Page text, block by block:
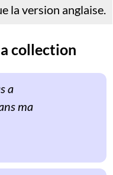
la version anglaise.
collection
a
ma